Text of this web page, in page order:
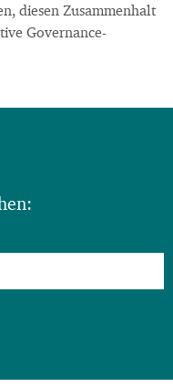
diesen Zusammenhalt
Governance-